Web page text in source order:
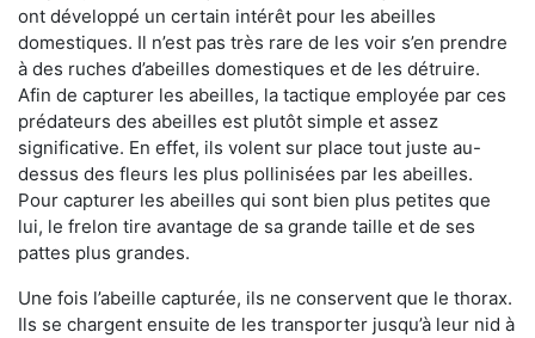
ont développé un certain intérêt pour les abeilles
domestiques. Il n’est pas très rare de les voir s’en prendre
à des ruches d’abeilles domestiques et de les détruire.
Afin de capturer les abeilles, la tactique employée par ces
prédateurs des abeilles est plutôt simple et assez
significative. En effet, ils volent sur place tout juste au-
dessus des fleurs les plus pollinisées par les abeilles.
Pour capturer les abeilles qui sont bien plus petites que
lui, le frelon tire avantage de sa grande taille et de ses
pattes plus grandes.
Une fois l’abeille capturée, ils ne conservent que le thorax.
Ils se chargent ensuite de les transporter jusqu’à leur nid à